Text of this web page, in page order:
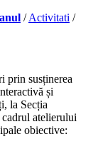
/ Activitati /
susținerea
și
la Secția
atelierului
obiective: